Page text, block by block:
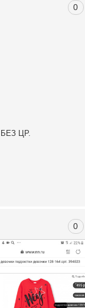
0
БЕЗ ЦР.
0